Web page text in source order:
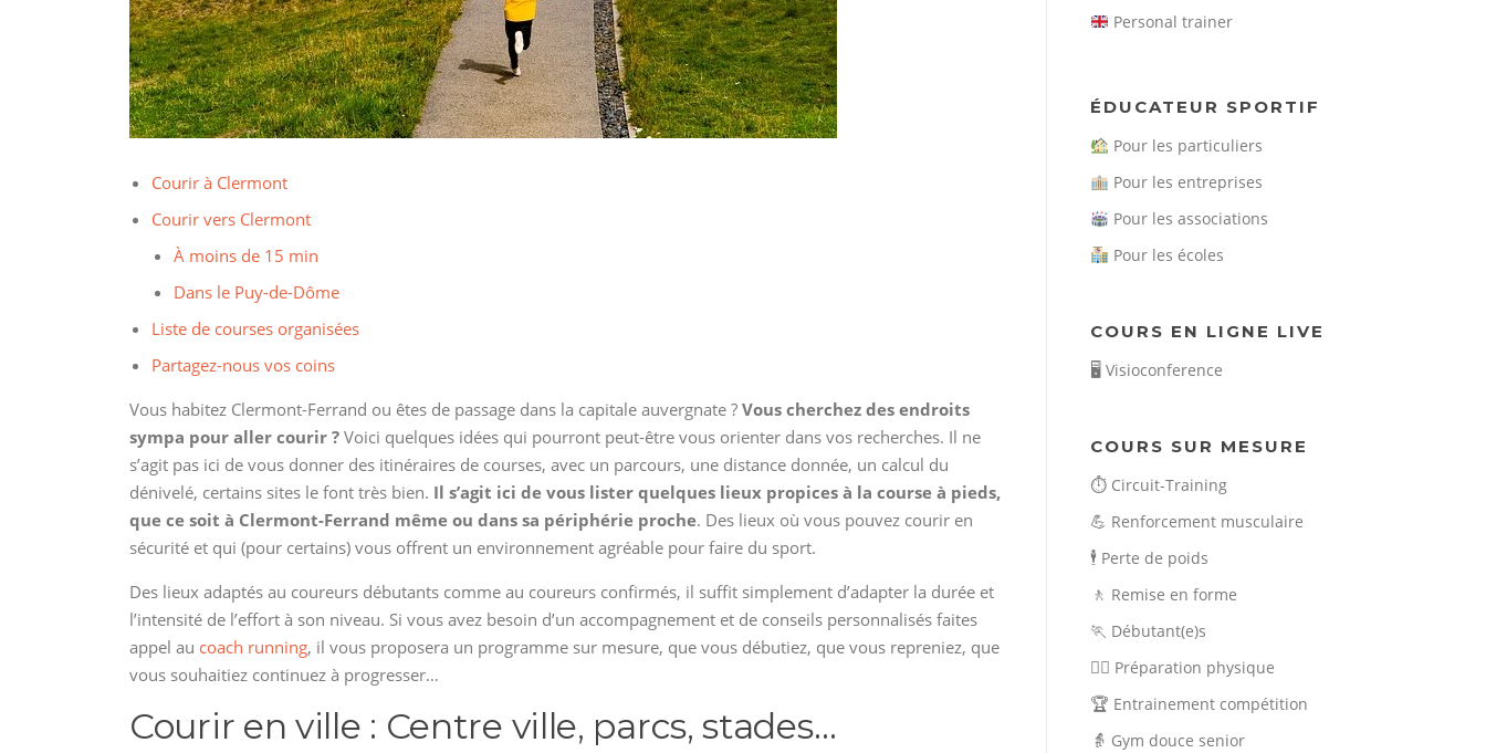
Courir à Clermont
Courir vers Clermont
À moins de 15 min
Dans le Puy-de-Dôme
Liste de courses organisées
Partagez-nous vos coins
Vous habitez Clermont-Ferrand ou êtes de passage dans la capitale auvergnate ? Vous cherchez des endroits
sympa pour aller courir ? Voici quelques idées qui pourront peut-être vous orienter dans vos recherches. Il ne
s’agit pas ici de vous donner des itinéraires de courses, avec un parcours, une distance donnée, un calcul du
dénivelé, certains sites le font très bien. Il s’agit ici de vous lister quelques lieux propices à la course à pieds,
que ce soit à Clermont-Ferrand même ou dans sa périphérie proche. Des lieux où vous pouvez courir en
sécurité et qui (pour certains) vous offrent un environnement agréable pour faire du sport.
Des lieux adaptés au coureurs débutants comme au coureurs confirmés, il suffit simplement d’adapter la durée et
l’intensité de l’effort à son niveau. Si vous avez besoin d’un accompagnement et de conseils personnalisés faites
appel au coach running, il vous proposera un programme sur mesure, que vous débutiez, que vous repreniez, que
vous souhaitiez continuez à progresser…
Courir en ville : Centre ville, parcs, stades…
Personal trainer
ÉDUCATEUR SPORTIF
Pour les particuliers
Pour les entreprises
Pour les associations
Pour les écoles
COURS EN LIGNE LIVE
🖥️ Visioconference
COURS SUR MESURE
⏱️ Circuit-Training
💪 Renforcement musculaire
🕴️ Perte de poids
🚶 Remise en forme
🏃 Débutant(e)s
🏃‍♀️ Préparation physique
🏆 Entrainement compétition
👵 Gym douce senior